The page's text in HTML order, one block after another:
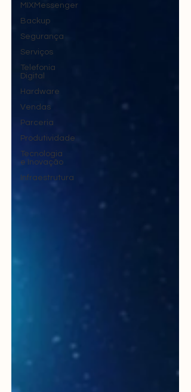
MIXMessenger
Backup
Segurança
Serviços
Telefonia
Digital
Hardware
Vendas
Parceria
Produtividade
Tecnologia
e Inovação
Infraestrutura